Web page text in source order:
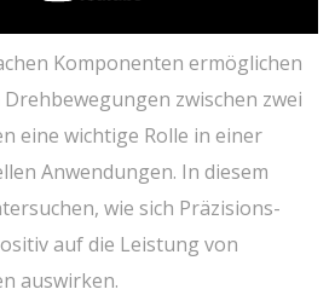
Komponenten ermöglichen
zwischen zwei
eine wichtige Rolle in einer
Anwendungen. In diesem
wie sich Präzisions-
auf die Leistung von
auswirken.